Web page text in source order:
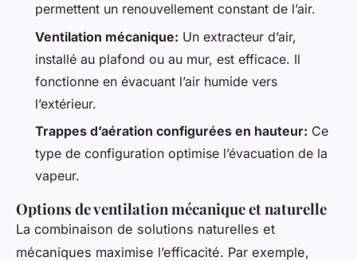
permettent un renouvellement constant de l’air.
Ventilation mécanique: Un extracteur d’air,
installé au plafond ou au mur, est efficace. Il
fonctionne en évacuant l’air humide vers
l’extérieur.
Trappes d’aération configurées en hauteur: Ce
type de configuration optimise l’évacuation de la
vapeur.
Options de ventilation mécanique et naturelle
La combinaison de solutions naturelles et
mécaniques maximise l’efficacité. Par exemple,